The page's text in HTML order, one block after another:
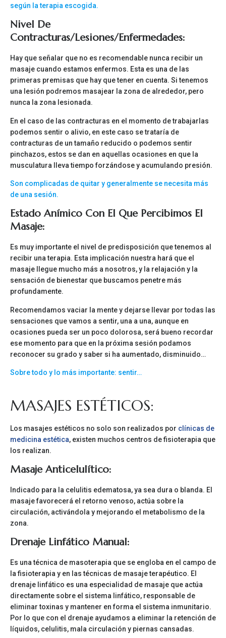
según la terapia escogida.
Nivel De
Contracturas/lesiones/enfermedades:
Hay que señalar que no es recomendable nunca recibir un
masaje cuando estamos enfermos. Esta es una de las
primeras premisas que hay que tener en cuenta. Si tenemos
una lesión podremos masajear la zona de alrededor, pero
nunca la zona lesionada.
En el caso de las contracturas en el momento de trabajarlas
podemos sentir o alivio, en este caso se trataría de
contracturas de un tamaño reducido o podemos sentir
pinchazos, estos se dan en aquellas ocasiones en que la
musculatura lleva tiempo forzándose y acumulando presión.
Son complicadas de quitar y generalmente se necesita más
de una sesión.
Estado Anímico Con El Que Percibimos El
Masaje:
Es muy importante el nivel de predisposición que tenemos al
recibir una terapia. Esta implicación nuestra hará que el
masaje llegue mucho más a nosotros, y la relajación y la
sensación de bienestar que buscamos penetre más
profundamente.
Recomendamos vaciar la mente y dejarse llevar por todas las
sensaciones que vamos a sentir, una a una, aunque en
ocasiones pueda ser un poco dolorosa, será bueno recordar
ese momento para que en la próxima sesión podamos
reconocer su grado y saber si ha aumentado, disminuido…
Sobre todo y lo más importante: sentir…
MASAJES ESTÉTICOS:
Los masajes estéticos no solo son realizados por clínicas de
medicina estética, existen muchos centros de fisioterapia que
los realizan.
Masaje Anticelulítico:
Indicado para la celulitis edematosa, ya sea dura o blanda. El
masaje favorecerá el retorno venoso, actúa sobre la
circulación, activándola y mejorando el metabolismo de la
zona.
Drenaje Linfático Manual:
Es una técnica de masoterapia que se engloba en el campo de
la fisioterapia y en las técnicas de masaje terapéutico. El
drenaje linfático es una especialidad de masaje que actúa
directamente sobre el sistema linfático, responsable de
eliminar toxinas y mantener en forma el sistema inmunitario.
Por lo que con el drenaje ayudamos a eliminar la retención de
líquidos, celulitis, mala circulación y piernas cansadas.